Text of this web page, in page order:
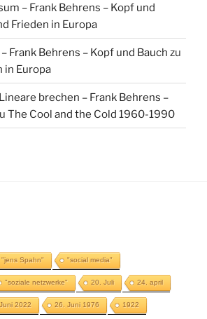
– Frank Behrens – Kopf und
Frieden in Europa
Frank Behrens – Kopf und Bauch zu
in Europa
brechen – Frank Behrens –
The Cool and the Cold 1960-1990
"jens Spahn" "social media"
"soziale netzwerke" 20. Juli 24. april
2022 26. Juni 1976 1922